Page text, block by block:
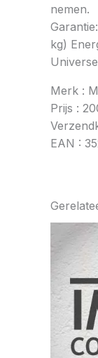
nemen.
kg)
Merk :
Prijs :
EAN :